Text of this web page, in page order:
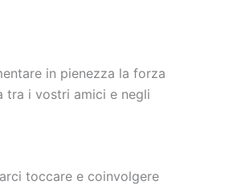
in pienezza la forza
tra i vostri amici e negli
toccare e coinvolgere